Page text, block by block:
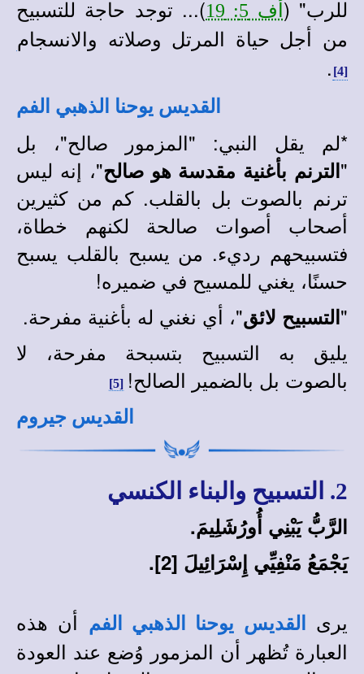
للرب" ( أف 5: 19
)... توجد حاجة للتسبيح
من أجل حياة المرتل وصلاته والانسجام
[4]
.
القديس يوحنا الذهبي الفم
*لم يقل النبي: "المزمور صالح"، بل
"الترنم بأغنية مقدسة هو صالح"، إنه ليس
ترنم بالصوت بل بالقلب. كم من كثيرين
أصحاب أصوات صالحة لكنهم خطاة،
فتسبيحهم رديء. من يسبح بالقلب يسبح
حسنًا، يغني للمسيح في ضميره!
"التسبيح لائق"، أي نغني له بأغنية مفرحة.
يليق به التسبيح بتسبحة مفرحة، لا
بالصوت بل بالضمير الصالح! [5]
القديس جيروم
2. التسبيح والبناء الكنسي
الرَّبُّ يَبْنِي أُورُشَلِيمَ.
يَجْمَعُ مَنْفِيِّي إِسْرَائِيلَ [2].
يرى القديس يوحنا الذهبي الفم أن هذه
العبارة تُظهر أن المزمور وُضع عند العودة